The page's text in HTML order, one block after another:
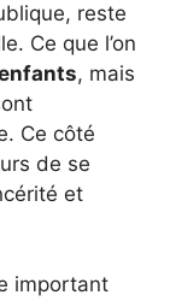
reste
Ce que l’on
, mais
Ce côté
de se
et
important